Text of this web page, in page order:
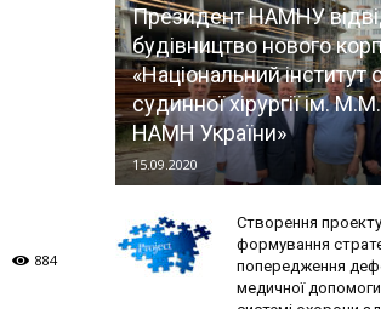
884
Президент НАМНУ
будівництво нового
«Національний інститут
судинної хірургії ім.
НАМН України»
15.09.2020
Створення проекту
формування
попередження
медичної допомоги